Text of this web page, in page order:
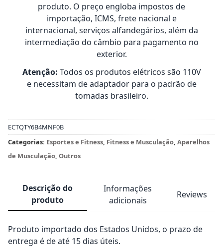
produto. O preço engloba impostos de
importação, ICMS, frete nacional e
internacional, serviços alfandegários, além da
intermediação do câmbio para pagamento no
exterior.
Atenção: Todos os produtos elétricos são 110V
e necessitam de adaptador para o padrão de
tomadas brasileiro.
ECTQTY6B4MNF0B
Categorias: Esportes e Fitness, Fitness e Musculação, Aparelhos
de Musculação, Outros
Descrição do
produto
Informações
adicionais
Reviews
Produto importado dos Estados Unidos, o prazo de
entrega é de até 15 dias úteis.